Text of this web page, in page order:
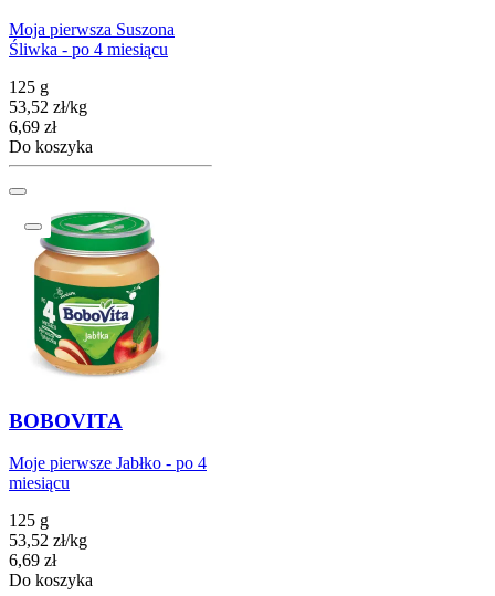
Moja pierwsza Suszona
Śliwka - po 4 miesiącu
125 g
53,52 zł/kg
Cena
6,69 zł
Do koszyka
BOBOVITA
Moje pierwsze Jabłko - po 4
miesiącu
125 g
53,52 zł/kg
Cena
6,69 zł
Do koszyka